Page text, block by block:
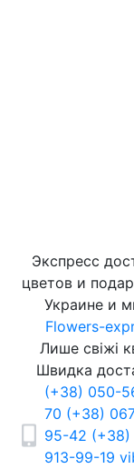
Экспресс
цветов и
Украине и
Flowers-
Лише свіжі
Швидка
(+38) 050-
70 (+38)
95-42
913-99-19